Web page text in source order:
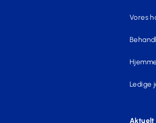
Vores
Ledige
Aktuelt